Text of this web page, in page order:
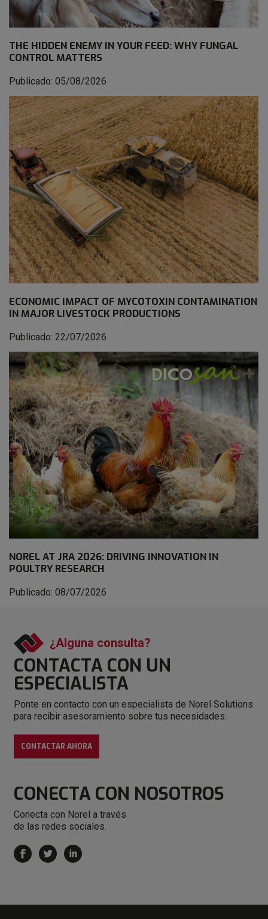
THE HIDDEN ENEMY IN YOUR FEED: WHY FUNGAL
CONTROL MATTERS
Publicado: 05/08/2026
ECONOMIC IMPACT OF MYCOTOXIN CONTAMINATION
IN MAJOR LIVESTOCK PRODUCTIONS
Publicado: 22/07/2026
NOREL AT JRA 2026: DRIVING INNOVATION IN
POULTRY RESEARCH
Publicado: 08/07/2026
¿Alguna consulta?
CONTACTA CON UN
ESPECIALISTA
Ponte en contacto con un especialista de Norel Solutions
para recibir asesoramiento sobre tus necesidades.
CONTACTAR AHORA
CONECTA CON NOSOTROS
Conecta con Norel a través
de las redes sociales.